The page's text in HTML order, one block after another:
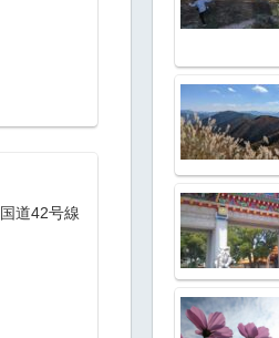
道42号線